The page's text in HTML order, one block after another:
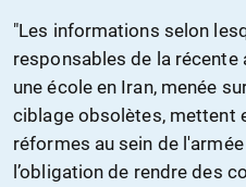
"Les informations selon
responsables de la
une école en Iran, menée
ciblage obsolètes, mettent
réformes au sein de
l’obligation de rendre des